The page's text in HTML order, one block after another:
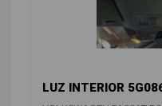
LUZ INTERIOR